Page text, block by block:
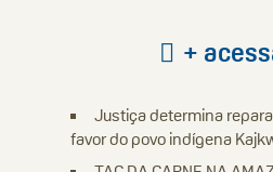
+
Justiça determina
favor do povo indígena